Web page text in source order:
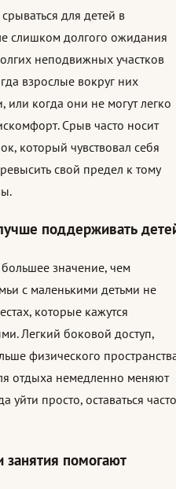
для детей в
слишком долгого ожидания
неподвижных участков
взрослые вокруг них
или когда они не могут легко
Срыв часто носит
который чувствовал себя
свой предел к тому
поддерживать
значение, чем
с маленькими детьми не
которые кажутся
Легкий боковой доступ,
физического
отдыха немедленно меняют
уйти просто, оставаться часто
занятия помогают